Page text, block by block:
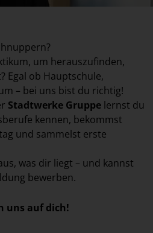
um herauszufinden,
Egal ob Hauptschule,
– bei uns bist du richtig!
Stadtwerke Gruppe lernst du
kennen, bekommst
und sammelst erste
was dir liegt – und kannst
bewerben.
uns auf dich!